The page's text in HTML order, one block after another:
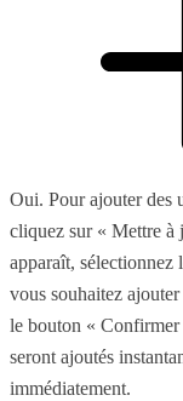
Oui. Pour ajouter des
cliquez sur « Mettre à
apparaît, sélectionnez
vous souhaitez
le bouton « Confirmer
seront ajoutés
immédiatement.